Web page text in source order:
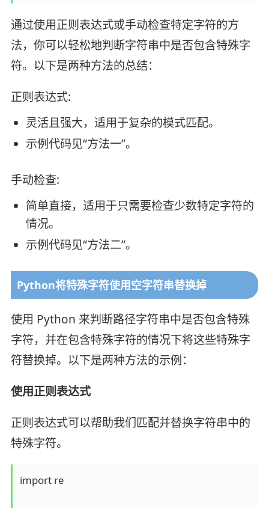
通过使用正则表达式或手动检查特定字符的方
法，你可以轻松地判断字符串中是否包含特殊字
符。以下是两种方法的总结：
正则表达式:
灵活且强大，适用于复杂的模式匹配。
示例代码见“方法一”。
手动检查:
简单直接，适用于只需要检查少数特定字符的
情况。
示例代码见“方法二”。
Python将特殊字符使用空字符串替换掉
使用 Python 来判断路径字符串中是否包含特殊
字符，并在包含特殊字符的情况下将这些特殊字
符替换掉。以下是两种方法的示例：
使用正则表达式
正则表达式可以帮助我们匹配并替换字符串中的
特殊字符。
import re